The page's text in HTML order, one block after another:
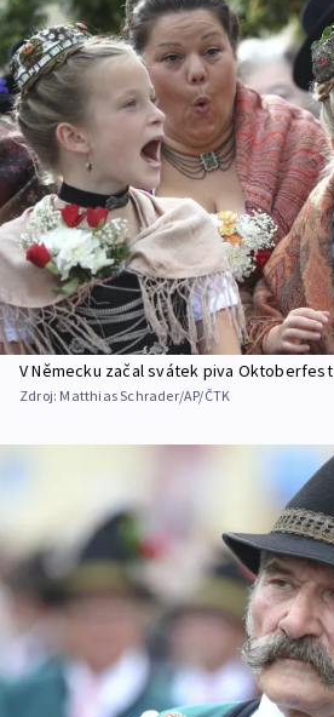
V Německu začal svátek piva Oktoberfest
Zdroj: Matthias Schrader/AP/ČTK